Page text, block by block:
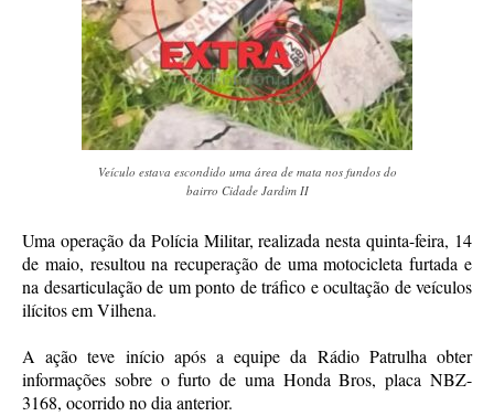
Veículo estava escondido uma área de mata nos fundos do
bairro Cidade Jardim II
Uma operação da Polícia Militar, realizada nesta quinta-feira, 14
de maio, resultou na recuperação de uma motocicleta furtada e
na desarticulação de um ponto de tráfico e ocultação de veículos
ilícitos em Vilhena.
A ação teve início após a equipe da Rádio Patrulha obter
informações sobre o furto de uma Honda Bros, placa NBZ-
3168, ocorrido no dia anterior.